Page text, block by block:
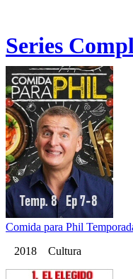
Series
Comida para Phil
2018 Cultura